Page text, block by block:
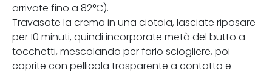
arrivate fino a 82°C).
Travasate la crema in una ciotola, lasciate riposare
per 10 minuti, quindi incorporate metà del butto a
tocchetti, mescolando per farlo sciogliere, poi
coprite con pellicola trasparente a contatto e